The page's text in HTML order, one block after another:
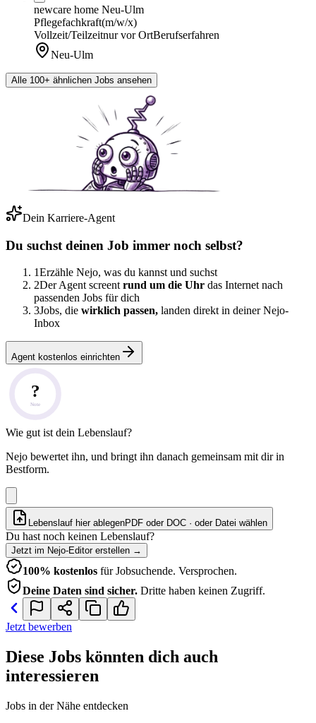
newcare home Neu-Ulm
Pflegefachkraft(m/w/x)
Vollzeit/Teilzeitnur vor OrtBerufserfahren
Neu-Ulm
Alle 100+ ähnlichen Jobs ansehen
Dein Karriere-Agent
Du suchst deinen Job immer noch selbst?
1Erzähle Nejo, was du kannst und suchst
2Der Agent screent rund um die Uhr das Internet nach
passenden Jobs für dich
3Jobs, die wirklich passen, landen direkt in deiner Nejo-
Inbox
Agent kostenlos einrichten
?
Note
Wie gut ist dein Lebenslauf?
Nejo bewertet ihn, und bringt ihn danach gemeinsam mit dir in
Bestform.
Lebenslauf hier ablegenPDF oder DOC · oder Datei wählen
Du hast noch keinen Lebenslauf?
Jetzt im Nejo-Editor erstellen →
100% kostenlos für Jobsuchende. Versprochen.
Deine Daten sind sicher. Dritte haben keinen Zugriff.
Jetzt bewerben
Diese Jobs könnten dich auch
interessieren
Jobs in der Nähe entdecken